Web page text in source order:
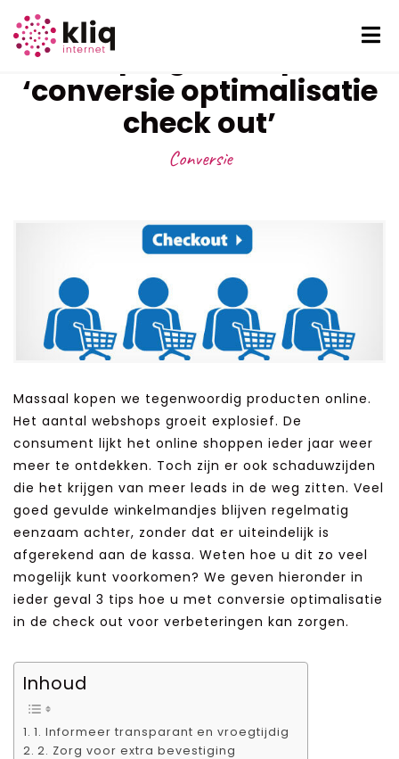
Top 3 gratis tips
‘conversie optimalisatie
check out’
Conversie
Massaal kopen we tegenwoordig producten online.
Het aantal webshops groeit explosief. De
consument lijkt het online shoppen ieder jaar weer
meer te ontdekken. Toch zijn er ook schaduwzijden
die het krijgen van meer leads in de weg zitten. Veel
goed gevulde winkelmandjes blijven regelmatig
eenzaam achter, zonder dat er uiteindelijk is
afgerekend aan de kassa. Weten hoe u dit zo veel
mogelijk kunt voorkomen? We geven hieronder in
ieder geval 3 tips hoe u met conversie optimalisatie
in de check out voor verbeteringen kan zorgen.
Inhoud
1. Informeer transparant en vroegtijdig
2. Zorg voor extra bevestiging